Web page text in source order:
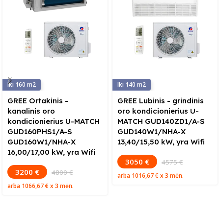
160
GREE Ortakinis -
kanalinis oro
kondicionierius U-MATCH
GUD160PHS1/A-S
GUD160W1/NHA-X
16,00/17,00 kW, yra Wifi
3200 € 4800 €
arba 1066,67 €x 3 mėn.
140
GREE Lubinis - grindinis
oro kondicionierius U-
MATCH GUD140ZD1/A-S
GUD140W1/NHA-X
13,40/15,50 kW, yra Wifi
3050 € 4575 €
arba 1016,67 €x 3 mėn.